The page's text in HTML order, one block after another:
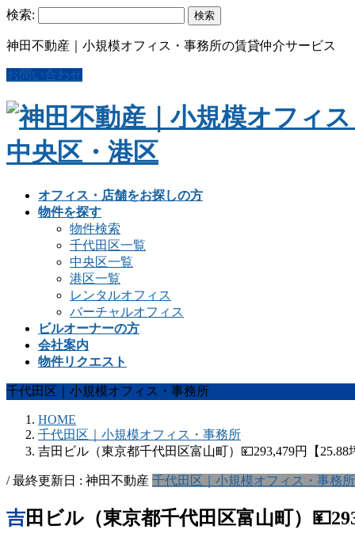
検索:
神田不動産｜小規模オフィス・事務所の賃貸仲介サービス
お問い合わせ
オフィス・店舗をお探しの方
物件を探す
物件検索
千代田区一覧
中央区一覧
港区一覧
レンタルオフィス
バーチャルオフィス
ビルオーナーの方
会社案内
物件リクエスト
千代田区｜小規模オフィス・事務所
HOME
千代田区｜小規模オフィス・事務所
吉田ビル（東京都千代田区富山町）💴293,479円【
/ 最終更新日 : 神田不動産 千代田区｜小規模オフィス・事務所
吉田ビル（東京都千代田区富山町）